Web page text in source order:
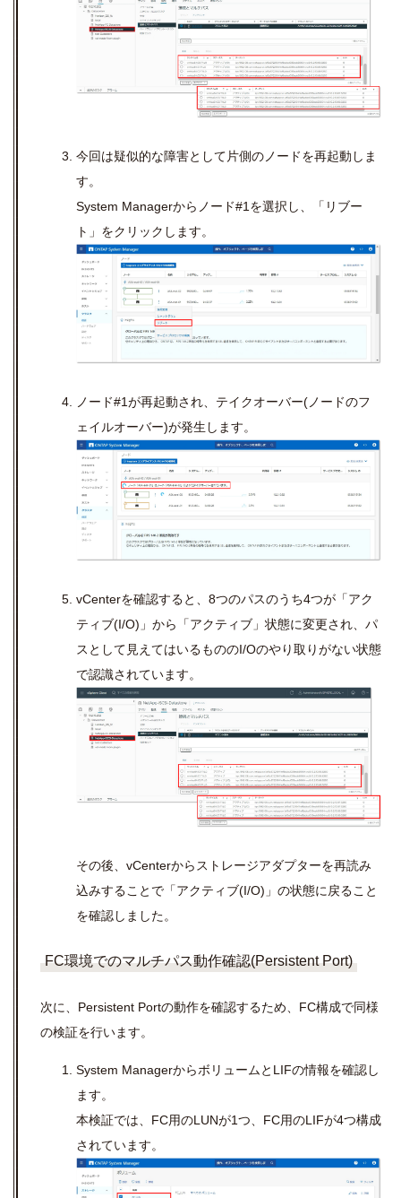
今回は疑似的な障害として片側のノードを再起動しま
す。
System Managerからノード#1を選択し、「リブー
ト」をクリックします。
ノード#1が再起動され、テイクオーバー(ノードのフ
ェイルオーバー)が発生します。
vCenterを確認すると、8つのパスのうち4つが「アク
ティブ(I/O)」から「アクティブ」状態に変更され、パ
スとして見えてはいるもののI/Oのやり取りがない状態
で認識されています。
その後、vCenterからストレージアダプターを再読み
込みすることで「アクティブ(I/O)」の状態に戻ること
を確認しました。
FC環境でのマルチパス動作確認(Persistent Port)
次に、Persistent Portの動作を確認するため、FC構成で同様
の検証を行います。
System ManagerからボリュームとLIFの情報を確認し
ます。
本検証では、FC用のLUNが1つ、FC用のLIFが4つ構成
されています。